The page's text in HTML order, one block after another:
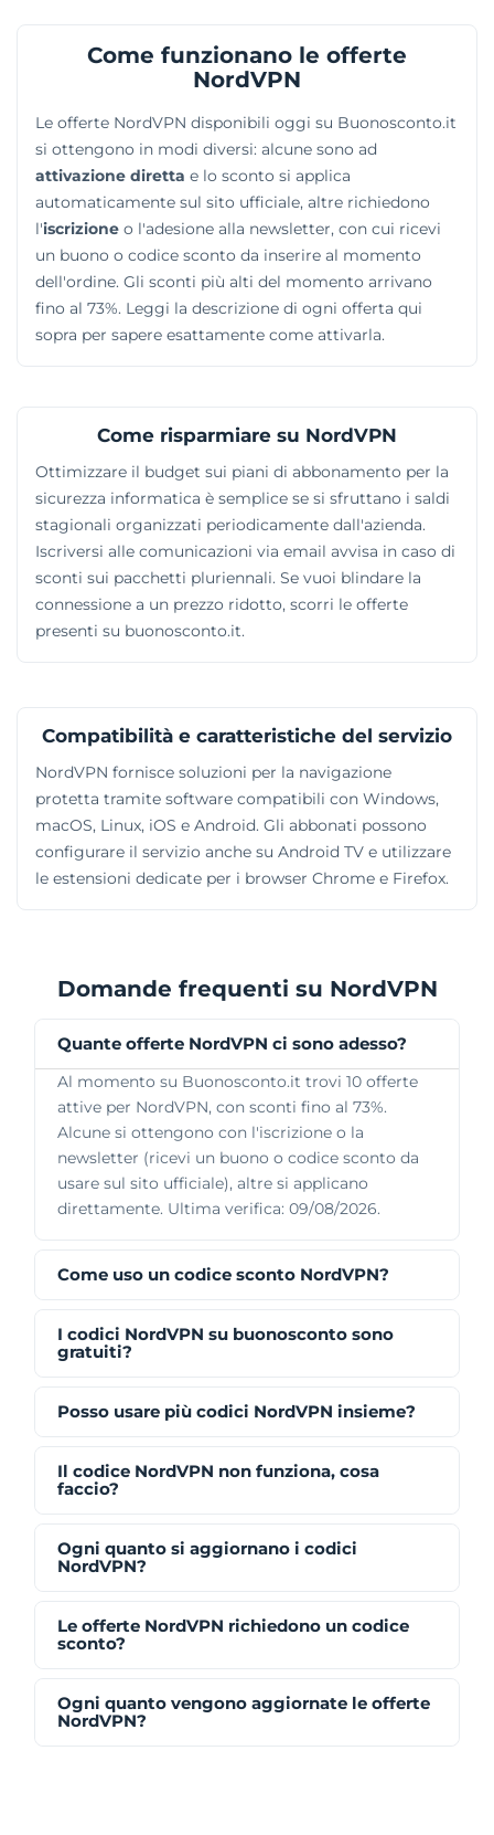
stesso momento, coprendo contemporaneamente
diversi apparati hardware utilizzati per accedere a
Come funzionano le offerte
NordVPN
Le offerte NordVPN disponibili oggi su Buonosconto.it
si ottengono in modi diversi: alcune sono ad
attivazione diretta e lo sconto si applica
automaticamente sul sito ufficiale, altre richiedono
l'iscrizione o l'adesione alla newsletter, con cui ricevi
un buono o codice sconto da inserire al momento
dell'ordine. Gli sconti più alti del momento arrivano
fino al 73%. Leggi la descrizione di ogni offerta qui
sopra per sapere esattamente come attivarla.
Come risparmiare su NordVPN
Ottimizzare il budget sui piani di abbonamento per la
sicurezza informatica è semplice se si sfruttano i saldi
stagionali organizzati periodicamente dall'azienda.
Iscriversi alle comunicazioni via email avvisa in caso di
sconti sui pacchetti pluriennali. Se vuoi blindare la
connessione a un prezzo ridotto, scorri le offerte
presenti su buonosconto.it.
Compatibilità e caratteristiche del servizio
NordVPN fornisce soluzioni per la navigazione
protetta tramite software compatibili con Windows,
macOS, Linux, iOS e Android. Gli abbonati possono
configurare il servizio anche su Android TV e utilizzare
le estensioni dedicate per i browser Chrome e Firefox.
Domande frequenti su NordVPN
Quante offerte NordVPN ci sono adesso?
Al momento su Buonosconto.it trovi 10 offerte
attive per NordVPN, con sconti fino al 73%.
Alcune si ottengono con l'iscrizione o la
newsletter (ricevi un buono o codice sconto da
usare sul sito ufficiale), altre si applicano
direttamente. Ultima verifica: 09/08/2026.
Come uso un codice sconto NordVPN?
I codici NordVPN su buonosconto sono
gratuiti?
Posso usare più codici NordVPN insieme?
Il codice NordVPN non funziona, cosa
faccio?
Ogni quanto si aggiornano i codici
NordVPN?
Le offerte NordVPN richiedono un codice
sconto?
Ogni quanto vengono aggiornate le offerte
NordVPN?